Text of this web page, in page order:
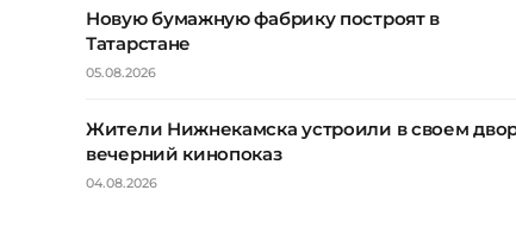
Новую бумажную фабрику построят в
Татарстане
05.08.2026
Жители Нижнекамска устроили в своем
вечерний кинопоказ
04.08.2026